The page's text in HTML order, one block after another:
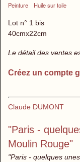
Peinture Huile sur toile
Lot n° 1 bis
40cmx22cm
Le détail des ventes
Créez un compte
Claude DUMONT
"Paris -
Moulin Rouge"
"Paris - quelques